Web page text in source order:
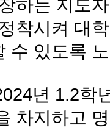
하는 지도
착시켜 대
수 있도록
년 1.2학
차지하고